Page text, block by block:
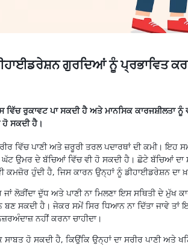
ਗੁਰਦਿਆਂ ਨੂੰ ਪ੍ਰਭਾਵਿਤ ਕਰ
ਵਿੱਚ ਰੁਕਾਵਟ ਪਾ ਸਕਦੀ ਹੈ ਅਤੇ ਮਾਨਸਿਕ ਕਾਰਜਸ਼ੀਲਤਾ
ਹੋ ਸਕਦੀ ਹੈ।
ਵਿੱਚ ਪਾਣੀ ਅਤੇ ਜ਼ਰੂਰੀ ਤਰਲ ਪਦਾਰਥਾਂ ਦੀ ਕਮੀ। ਇਹ
ਉਮਰ ਦੇ ਬੱਚਿਆਂ ਵਿੱਚ ਵੀ ਹੋ ਸਕਦੀ ਹੈ। ਛੋਟੇ ਬੱਚਿਆਂ ਦਾ
ਕਮਜ਼ੋਰ ਹੁੰਦੀ ਹੈ, ਜਿਸ ਕਾਰਨ ਉਨ੍ਹਾਂ ਨੂੰਡੀਹਾਈਡਰੇਸ਼ਨਦਾ
ਜਾਂ ਲੋੜੀਂਦਾ ਦੁੱਧ ਅਤੇ ਪਾਣੀ ਨਾ ਮਿਲਣਾ ਇਸ ਸਥਿਤੀ ਦੇ
ਬਣ ਸਕਦੀ ਹੈ। ਜੇਕਰ ਸਮੇਂ ਸਿਰ ਧਿਆਨ ਨਾ ਦਿੱਤਾ ਜਾਵੇ
ਨਹੀਂ ਕਰਨਾ ਚਾਹੀਦਾ।
ਹੋ ਸਕਦੀ ਹੈ, ਕਿਉਂਕਿ ਉਨ੍ਹਾਂ ਦਾ ਸਰੀਰ ਪਾਣੀ ਅਤੇ